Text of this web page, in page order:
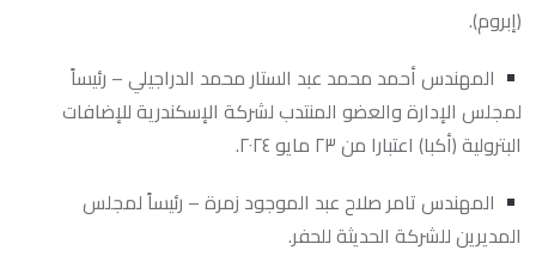
(إبروم).
المهندس أحمد محمد عبد الستار محمد الدراجيلي – رئيساً
لمجلس الإدارة والعضو المنتدب لشركة الإسكندرية للإضافات
البترولية (أكبا) اعتبارا من ٢٣ مايو ٢٠٢٤.
المهندس تامر صلاح عبد الموجود زمرة – رئيساً لمجلس
المديرين للشركة الحديثة للحفر.